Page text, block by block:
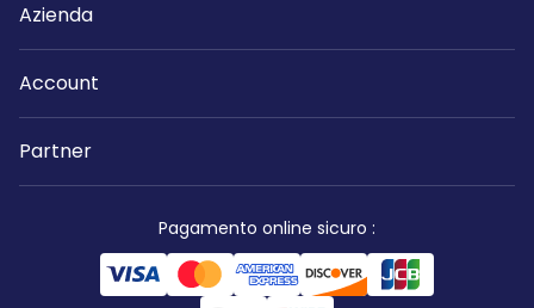
Azienda
Account
Partner
Pagamento online sicuro :